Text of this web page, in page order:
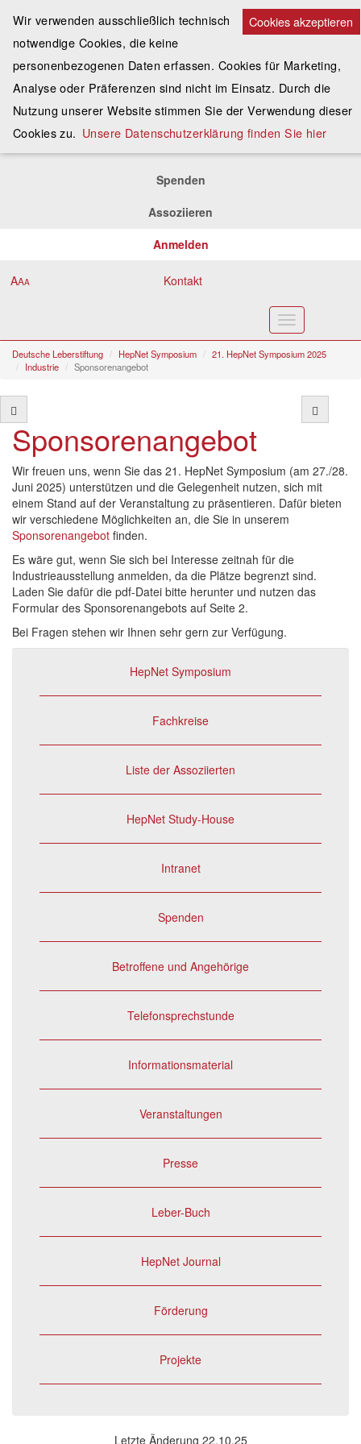
Spenden
Assoziieren
Anmelden
AAA Kontakt
Toggle
navigation
Deutsche Leberstiftung HepNet Symposium
21. HepNet Symposium 2025
Industrie
Sponsorenangebot
Sponsorenangebot
Wir freuen uns, wenn Sie das 21. HepNet Symposium (am 27./28.
Juni 2025) unterstützen und die Gelegenheit nutzen, sich mit
einem Stand auf der Veranstaltung zu präsentieren. Dafür bieten
wir verschiedene Möglichkeiten an, die Sie in unserem
Sponsorenangebot finden.
Es wäre gut, wenn Sie sich bei Interesse zeitnah für die
Industrieausstellung anmelden, da die Plätze begrenzt sind.
Laden Sie dafür die pdf-Datei bitte herunter und nutzen das
Formular des Sponsorenangebots auf Seite 2.
Bei Fragen stehen wir Ihnen sehr gern zur Verfügung.
HepNet Symposium
Fachkreise
Liste der Assoziierten
HepNet Study-House
Intranet
Spenden
Betroffene und Angehörige
Telefonsprechstunde
Informationsmaterial
Veranstaltungen
Presse
Leber-Buch
HepNet Journal
Förderung
Projekte
Letzte Änderung 22.10.25
Cookies akzeptieren
Wir verwenden ausschließlich technisch
notwendige Cookies, die keine
personenbezogenen Daten erfassen. Cookies für Marketing,
Analyse oder Präferenzen sind nicht im Einsatz. Durch die
Nutzung unserer Website stimmen Sie der Verwendung dieser
Cookies zu. Unsere Datenschutzerklärung finden Sie hier